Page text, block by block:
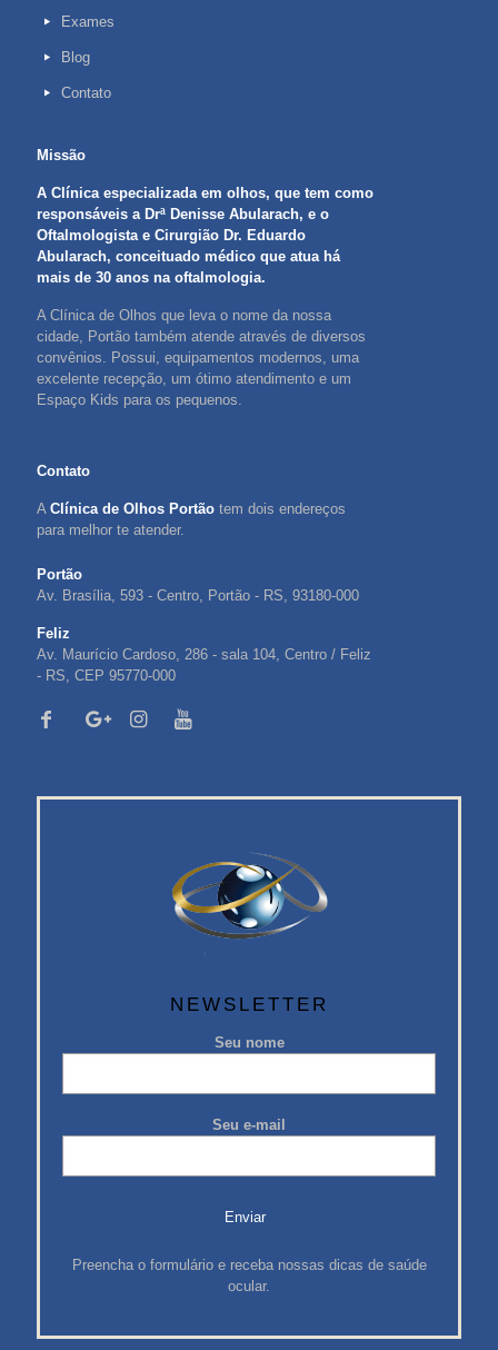
Exames
Blog
Contato
Missão
A Clínica especializada em olhos, que tem como
responsáveis a Drª Denisse Abularach, e o
Oftalmologista e Cirurgião Dr. Eduardo
Abularach, conceituado médico que atua há
mais de 30 anos na oftalmologia.
A Clínica de Olhos que leva o nome da nossa
cidade, Portão também atende através de diversos
convênios. Possui, equipamentos modernos, uma
excelente recepção, um ótimo atendimento e um
Espaço Kids para os pequenos.
Contato
A Clínica de Olhos Portão tem dois endereços
para melhor te atender.
Portão
Av. Brasília, 593 - Centro, Portão - RS, 93180-000
Feliz
Av. Maurício Cardoso, 286 - sala 104, Centro / Feliz
- RS, CEP 95770-000
NEWSLETTER
Seu nome
Seu e-mail
Preencha o formulário e receba nossas dicas de saúde
ocular.